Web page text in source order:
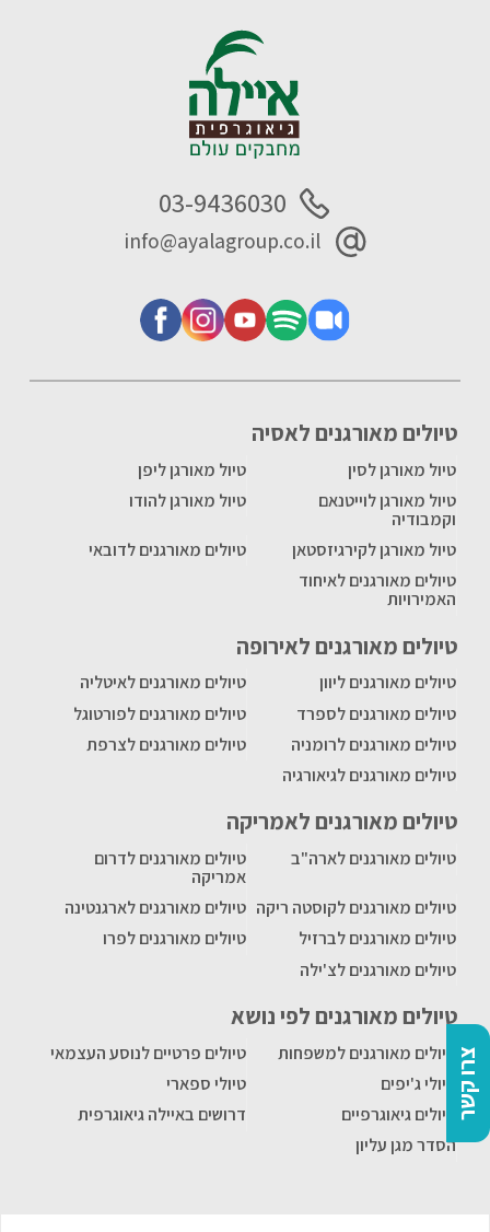
צרו קשר
טיולים מאורגנים לאסיה
טיול מאורגן לסין
טיול מאורגן ליפן
טיול מאורגן לוייטנאם
וקמבודיה
טיול מאורגן להודו
טיול מאורגן לקירגיזסטאן
טיולים מאורגנים לדובאי
טיולים מאורגנים לאיחוד
האמירויות
טיולים מאורגנים לאירופה
טיולים מאורגנים ליוון
טיולים מאורגנים לאיטליה
טיולים מאורגנים לספרד
טיולים מאורגנים לפורטוגל
טיולים מאורגנים לרומניה
טיולים מאורגנים לצרפת
טיולים מאורגנים לגיאורגיה
טיולים מאורגנים לאמריקה
טיולים מאורגנים לארה"ב
טיולים מאורגנים לדרום
אמריקה
טיולים מאורגנים לקוסטה ריקה טיולים מאורגנים לארגנטינה
טיולים מאורגנים לברזיל
טיולים מאורגנים לפרו
טיולים מאורגנים לצ'ילה
טיולים מאורגנים לפי נושא
טיולים מאורגנים למשפחות
טיולים פרטיים לנוסע העצמאי
טיולי ג'יפים
טיולי ספארי
טיולים גיאוגרפיים
דרושים באיילה גיאוגרפית
הסדר מגן עליון
03-9436030
info@ayalagroup.co.il